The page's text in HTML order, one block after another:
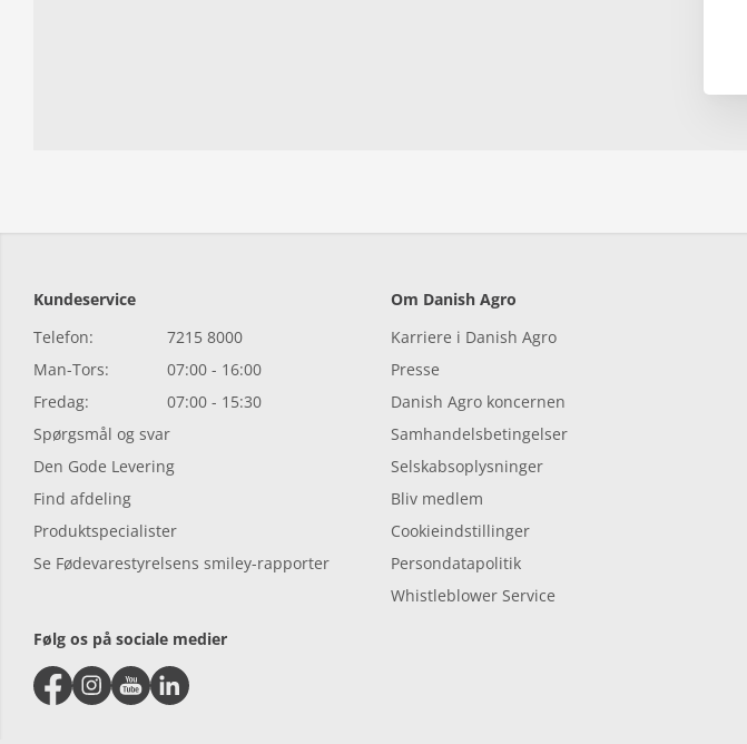
Kundeservice
Telefon:
7215 8000
Man-Tors:
07:00 - 16:00
Fredag:
07:00 - 15:30
Spørgsmål og svar
Den Gode Levering
Find afdeling
Produktspecialister
Se Fødevarestyrelsens smiley-rapporter
Om Danish Agro
Karriere i Danish Agro
Presse
Danish Agro koncernen
Samhandelsbetingelser
Selskabsoplysninger
Bliv medlem
Cookieindstillinger
Persondatapolitik
Whistleblower Service
Følg os på sociale medier